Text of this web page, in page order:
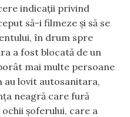
indicații privind
să-i filmeze și să se
în drum spre
a fost blocată de un
mai multe persoane
au lovit autosanitara,
neagră care fură
ochii șoferului, care a